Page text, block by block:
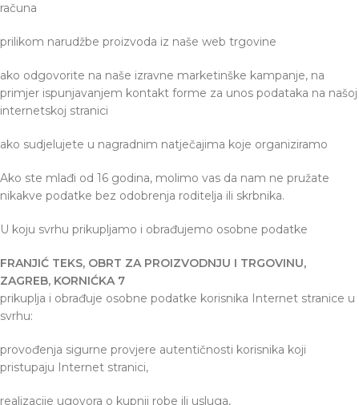
računa
prilikom narudžbe proizvoda iz naše web trgovine
ako odgovorite na naše izravne marketinške kampanje, na
primjer ispunjavanjem kontakt forme za unos podataka na našoj
internetskoj stranici
ako sudjelujete u nagradnim natječajima koje organiziramo
Ako ste mlađi od 16 godina, molimo vas da nam ne pružate
nikakve podatke bez odobrenja roditelja ili skrbnika.
U koju svrhu prikupljamo i obrađujemo osobne podatke
FRANJIĆ TEKS, OBRT ZA PROIZVODNJU I TRGOVINU,
ZAGREB, KORNIĆKA 7
prikuplja i obrađuje osobne podatke korisnika Internet stranice u
svrhu:
provođenja sigurne provjere autentičnosti korisnika koji
pristupaju Internet stranici,
realizacije ugovora o kupnji robe ili usluga,